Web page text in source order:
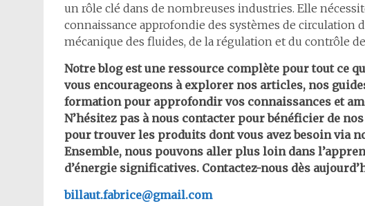
un rôle clé dans de nombreuses industries. Elle
connaissance approfondie des systèmes de circulation
mécanique des fluides, de la régulation et du contrôle
Notre blog est une ressource complète pour tout ce
vous encourageons à explorer nos articles, nos
formation pour approfondir vos connaissances et
N’hésitez pas à nous contacter pour bénéficier de
pour trouver les produits dont vous avez besoin via
Ensemble, nous pouvons aller plus loin dans
d’énergie significatives. Contactez-nous dès
billaut.fabrice@gmail.com